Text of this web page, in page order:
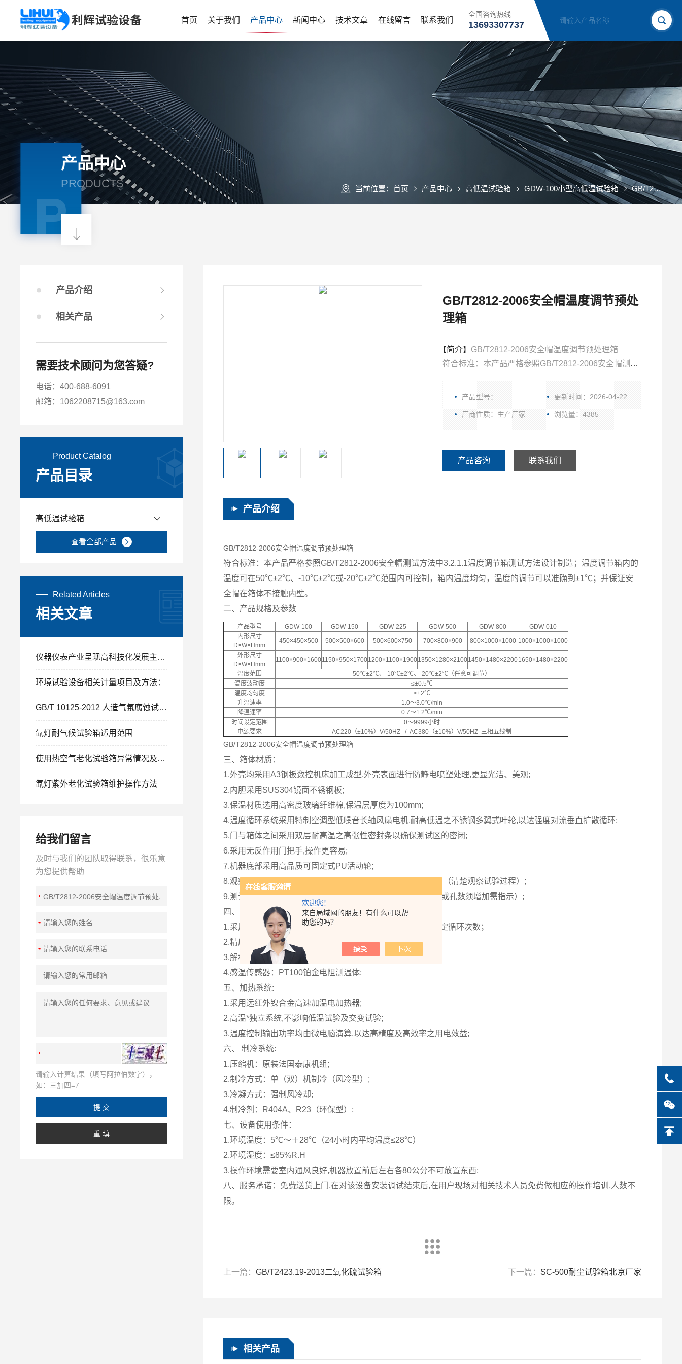
欢迎您！
来自局域网的朋友！有什么可以帮
助您的吗？
全国咨询热线
13693307737
首页 关于我们 产品中心 新闻中心 技术文章 在线留言 联系我们
P
产品中心
PRODUCTS 当前位置：首页 产品中心 高低温试验箱 GDW-100小型高低温试验箱 GB/T2812-2006安全帽温度调节预处理箱
产品介绍
相关产品
需要技术顾问为您答疑?
电话：400-688-6091
邮箱：1062208715@163.com
Product Catalog
产品目录
高低温试验箱
查看全部产品
GB/T2812-2006安全帽温度调节预处
理箱
【简介】 GB/T2812-2006安全帽温度调节预处理箱
符合标准：本产品严格参照GB/T2812-2006安全帽测试
箱内的温度可在50℃±2℃、-10℃±2℃或-20℃±2℃范围
±1℃；并保证安全帽在箱体不接触内壁。
产品型号： 更新时间：2026-04-22
厂商性质：生产厂家 浏览量：4385
产品咨询 联系我们
产品介绍
GB/T2812-2006安全帽温度调节预处理箱
符合标准：本产品严格参照GB/T2812-2006安全帽测试方法中3.2.1.1温度调节箱测试方法设计制造；温度调节箱内的
温度可在50℃±2℃、-10℃±2℃或-20℃±2℃范围内可控制，箱内温度均匀，温度的调节可以准确到±1℃；并保证安
全帽在箱体不接触内壁。
二、产品规格及参数
产品型号 GDW-100 GDW-150 GDW-225 GDW-500 GDW-800
GDW-010
内形尺寸
D×W×Hmm
450×450×500 500×500×600 500×600×750 700×800×900 800×1000×1000 1000×1000×1000
外形尺寸
D×W×Hmm
1100×900×16001150×950×17001200×1100×19001350×1280×21001450×1480×22001650×1480×2200
温度范围
50℃±2℃、-10℃±2℃、-20℃±2℃（任意可调节）
温度波动度
≤±0.5℃
温度均匀度
≤±2℃
升温速率
1.0～3.0℃/min
降温速率
0.7～1.2℃/min
时间设定范围
0～9999小时
电源要求
AC220（±10%）V/50HZ / AC380（±10%）V/50HZ 三相五线制
GB/T2812-2006安全帽温度调节预处理箱
三、箱体材质：
1.外壳均采用A3钢板数控机床加工成型,外壳表面进行防静电喷塑处理,更显光洁、美观;
2.内胆采用SUS304镜面不锈钢板;
3.保温材质选用高密度玻璃纤维棉,保温层厚度为100mm;
4.温度循环系统采用特制空调型低噪音长轴风扇电机,耐高低温之不锈钢多翼式叶轮,以达强度对流垂直扩散循环;
5.门与箱体之间采用双层耐高温之高张性密封条以确保测试区的密闭;
6.采用无反作用门把手,操作更容易;
7.机器底部采用高品质可固定式PU活动轮;
8.观察窗采用多层中空钢化玻璃,内侧胶合片式导电膜加热除霜（清楚观察试验过程）;
9.测试孔（机器左侧）可外接测试电源线或信号线使用（孔径或孔数须增加需指示）;
四、
控制系统：
1.采用7.0寸大屏幕触摸屏温度控制仪表,微电脑PLC控制,可设定循环次数；
2.精度：0.1℃（显示范围）;
3.解析度：±0.1℃;
4.感温传感器：PT100铂金电阻测温体;
五、加热系统:
1.采用远红外镍合金高速加温电加热器;
2.高温*独立系统,不影响低温试验及交变试验;
3.温度控制输出功率均由微电脑演算,以达高精度及高效率之用电效益;
六、
制冷系统:
1.压缩机：原装法国泰康机组;
2.制冷方式：单（双）机制冷（风冷型）;
3.冷凝方式：强制风冷却;
4.制冷剂：R404A、R23（环保型）;
七、设备使用条件：
1.环境温度：5℃～＋28℃（24小时内平均温度≤28℃）
2.环境湿度：≤85%R.H
3.操作环境需要室内通风良好,机器放置前后左右各80公分不可放置东西;
八、服务承诺：免费送货上门,在对该设备安装调试结束后,在用户现场对相关技术人员免费做相应的操作培训,人数不
限。
上一篇：GB/T2423.19-2013二氧化硫试验箱 下一篇： SC-500耐尘试验箱北京厂家
相关产品
Related Articles
相关文章
仪器仪表产业呈现高科技化发展主流趋势
环境试验设备相关计量项目及方法：
GB/T 10125-2012 人造气氛腐蚀试验 盐雾试验
氙灯耐气候试验箱适用范围
使用热空气老化试验箱异常情况及对应措施
氙灯紫外老化试验箱维护操作方法
给我们留言
及时与我们的团队取得联系，很乐意
为您提供帮助
请输入计算结果（填写阿拉伯数字），
如：三加四=7